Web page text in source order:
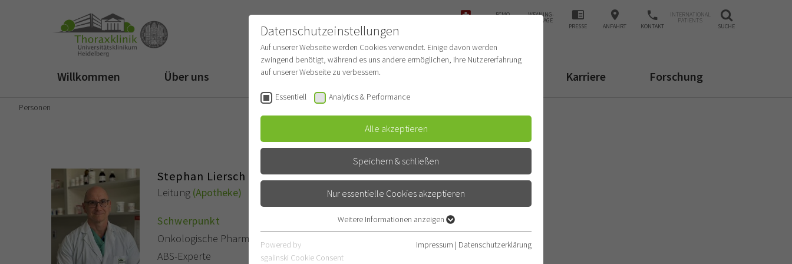
ECMO- WEANING-
ANFRAGE
PRESSE ANFAHRT KONTAKT
INTERNATIONAL
PATIENTS
SUCHE
Willkommen Über uns Für Patienten Für Ärzte Karriere Forschung
Personen
Stephan Liersch
Leitung (Apotheke)
Schwerpunkt
Onkologische Pharmazie
ABS-Experte
Datenschutzeinstellungen
Auf unserer Webseite werden Cookies verwendet. Einige davon werden
zwingend benötigt, während es uns andere ermöglichen, Ihre Nutzererfahrung
auf unserer Webseite zu verbessern.
Essentiell Analytics & Performance
Alle akzeptieren
Speichern & schließen
Nur essentielle Cookies akzeptieren
Essentielle Cookies werden für grundlegende Funktionen der Webseite
benötigt. Dadurch ist gewährleistet, dass die Webseite einwandfrei
Weitere Informationen anzeigen
Powered by
sgalinski Cookie Consent
Impressum | Datenschutzerklärung